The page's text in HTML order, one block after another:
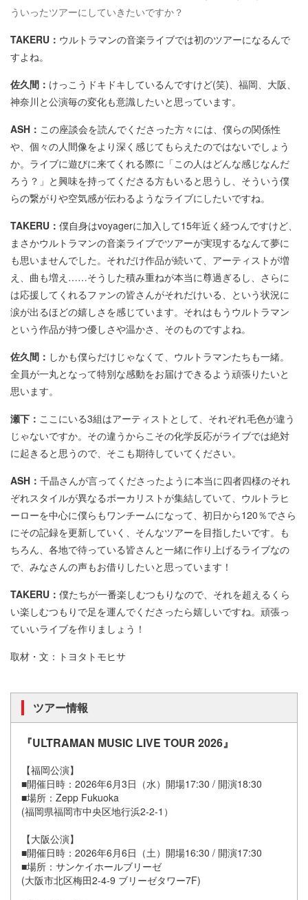
ういったツアーにしていきたいですか？
TAKERU： ウルトラマンの音楽ライブでは初のツアーになるんで
すよね。
佐久間： けっこうドキドキしているんですけど(笑)、福岡、大阪、
神奈川と公演毎の変化も意識したいと思っています。
ASH： この座談会を読んでくださった方々には、僕らの関係性
や、個々の人間像をより深く感じてもらえたのではないでしょう
か。ライブに遊びに来てくれる際に「この人はどんな感じなんだ
ろう？」と興味を持ってくださる方もいると思うし、そういう僕
らの繋がりや空気感が伝わるようなライブにしたいですね。
TAKERU： 僕自身はvoyagerに加入して15年近く経つんですけど、
まさかウルトラマンの音楽ライブでツアーが実現するなんて夢に
も思いませんでした。それだけ作品が続いて、アーティストが増
え、曲も増え……そうした積み重ねが本当に尊過ぎるし、さらに
は応援してくれるファンの皆さんがそれだけいる、という状況に
涙が出るほどの嬉しさを感じています。それはもうウルトラマン
という作品が持つ優しさや温かさ、そのものですよね。
佐久間： しかも僕らだけじゃなくて、ウルトラマンたちも一緒。
全員が一丸となって特別な感動をお届けできるよう頑張りたいと
思います。
瀬下： ここにいる3組はアーティストとして、それぞれ毛色が違う
じゃないですか。その違うからこその化学反応がライブでは絶対
に起きると思うので、そこも期待していてください。
ASH： 千晶さんが言ってくださったように本当に四者四様のそれ
ぞれスタイルが異なるボーカリストが集結していて、ウルトラヒ
ーローを中心に僕らもワンチームになって、初日から120％でさら
にその記録を更新していく、そんなツアーを目指したいです。も
ちろん、各地で待っている皆さんと一緒に作り上げるライブなの
で、みなさんの声もお借りしたいと思っています！
TAKERU： 僕たちが一番楽しむつもりなので、それを超えるくら
い楽しむつもりで足を運んでくださったら嬉しいですね。頑張っ
ていいライブを作りましょう！
取材・文：トヨタトモヒサ
ツアー情報
『ULTRAMAN MUSIC LIVE TOUR 2026』
【福岡公演】
■開催日時：2026年6月3日（水）開場17:30 / 開演18:30
■場所：Zepp Fukuoka
(福岡県福岡市中央区地行浜2-2-1）
【大阪公演】
■開催日時：2026年6月6日（土）開場16:30 / 開演17:30
■場所：サンケイホールブリーゼ
(大阪市北区梅田2-4-9 ブリーゼタワー7F)